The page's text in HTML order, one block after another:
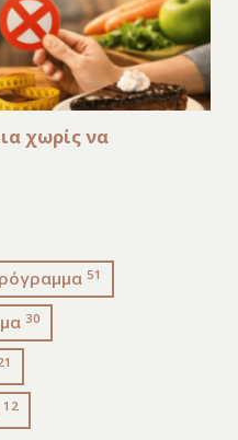
χωρίς να
51
30
12